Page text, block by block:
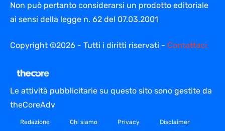
Non può pertanto considerarsi un prodotto editoriale
ai sensi della legge n. 62 del 07.03.2001
Copyright ©2026 - Tutti i diritti riservati - Contattaci
Le attività pubblicitarie su questo sito sono gestite da
theCoreAdv
Redazione Chi siamo Privacy Disclaimer